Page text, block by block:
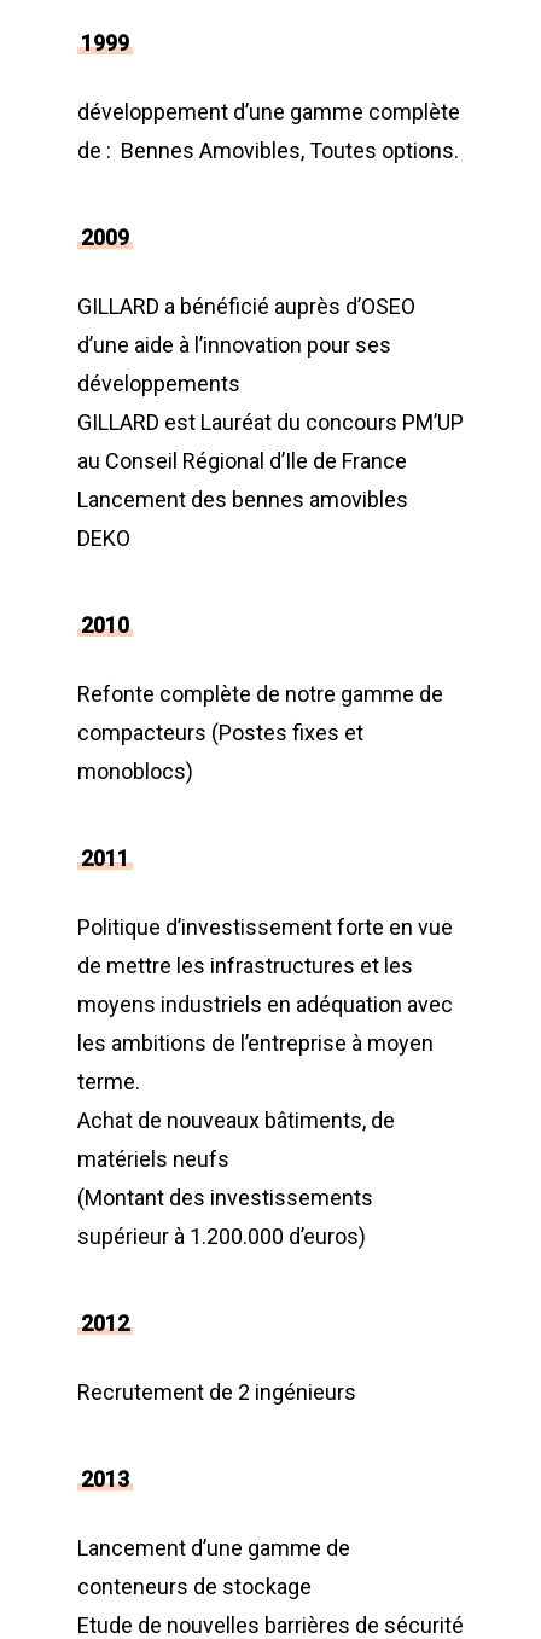
1999
développement d’une gamme complète
de : Bennes Amovibles, Toutes options.
2009
GILLARD a bénéficié auprès d’OSEO
d’une aide à l’innovation pour ses
développements
GILLARD est Lauréat du concours PM’UP
au Conseil Régional d’Ile de France
Lancement des bennes amovibles
DEKO
2010
Refonte complète de notre gamme de
compacteurs (Postes fixes et
monoblocs)
2011
Politique d’investissement forte en vue
de mettre les infrastructures et les
moyens industriels en adéquation avec
les ambitions de l’entreprise à moyen
terme.
Achat de nouveaux bâtiments, de
matériels neufs
(Montant des investissements
supérieur à 1.200.000 d’euros)
2012
Recrutement de 2 ingénieurs
2013
Lancement d’une gamme de
conteneurs de stockage
Etude de nouvelles barrières de sécurité